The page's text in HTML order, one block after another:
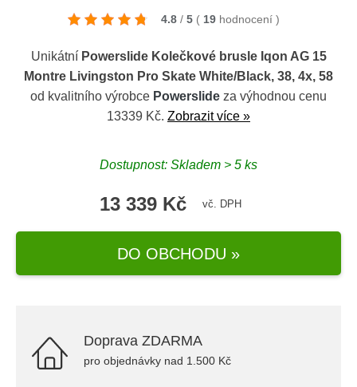
4.8 / 5 ( 19 hodnocení )
Unikátní Powerslide Kolečkové brusle Iqon AG 15
Montre Livingston Pro Skate White/Black, 38, 4x, 58
od kvalitního výrobce Powerslide za výhodnou cenu
13339 Kč. Zobrazit více »
Dostupnost: Skladem > 5 ks
13 339 Kč vč. DPH
DO OBCHODU »
Doprava ZDARMA
pro objednávky nad 1.500 Kč